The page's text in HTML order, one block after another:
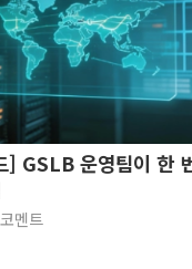
] GSLB 운영팀이 한
멘트